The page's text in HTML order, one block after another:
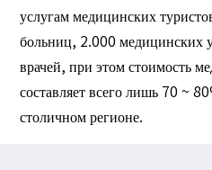
услугам медицинских
больниц, 2.000 медицинских
врачей, при этом стоимость
составляет всего лишь 70 ~
столичном регионе.